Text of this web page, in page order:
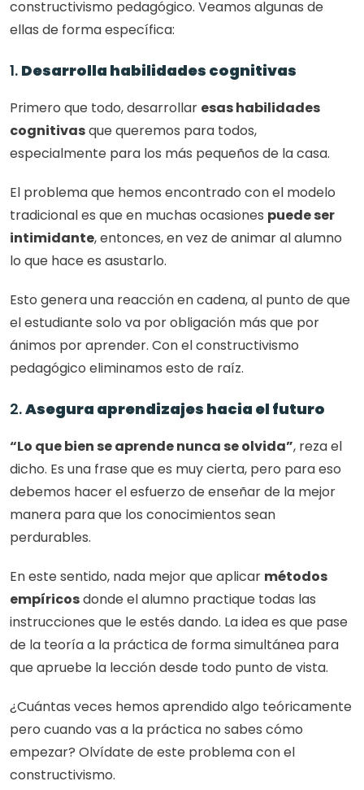
constructivismo pedagógico. Veamos algunas de
ellas de forma específica:
1. Desarrolla habilidades cognitivas
Primero que todo, desarrollar esas habilidades
cognitivas que queremos para todos,
especialmente para los más pequeños de la casa.
El problema que hemos encontrado con el modelo
tradicional es que en muchas ocasiones puede ser
intimidante, entonces, en vez de animar al alumno
lo que hace es asustarlo.
Esto genera una reacción en cadena, al punto de que
el estudiante solo va por obligación más que por
ánimos por aprender. Con el constructivismo
pedagógico eliminamos esto de raíz.
2. Asegura aprendizajes hacia el futuro
“Lo que bien se aprende nunca se olvida”, reza el
dicho. Es una frase que es muy cierta, pero para eso
debemos hacer el esfuerzo de enseñar de la mejor
manera para que los conocimientos sean
perdurables.
En este sentido, nada mejor que aplicar métodos
empíricos donde el alumno practique todas las
instrucciones que le estés dando. La idea es que pase
de la teoría a la práctica de forma simultánea para
que apruebe la lección desde todo punto de vista.
¿Cuántas veces hemos aprendido algo teóricamente
pero cuando vas a la práctica no sabes cómo
empezar? Olvídate de este problema con el
constructivismo.